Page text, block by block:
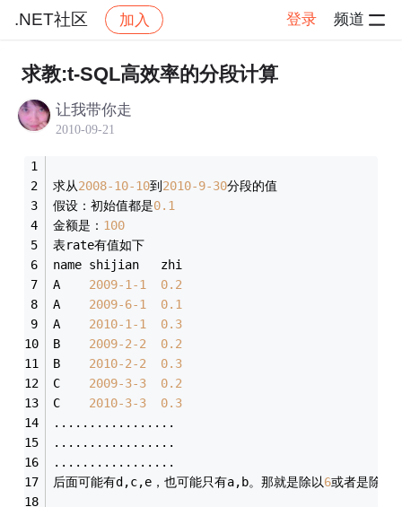
.NET社区 加入 登录 频道
社区 .NET社区 帖子详情
求教:t-SQL高效率的分段计算
让我带你走
2010-09-21
求从2008-10-10到 2010-9-30分段的值
假设：初始值都是0.1
金额是： 100
表rate有值如下
name shijian   zhi
A 2009-1 -1
0.2
A 2009-6-1
0.1
A 2010-1 -1
0.3
B 2009-2-2
0.2
B 2010-2-2
0.3
C 2009-3-3
0.2
C 2010-3-3
0.3
.................
.................
.................
后面可能有d,c,e，也可能只有a,b。那就是除以6或者是除以